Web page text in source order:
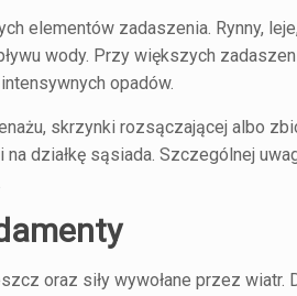
elementów zadaszenia. Rynny,
wody. Przy większych
opadów.
skrzynki rozsączającej albo
działkę sąsiada. Szczególnej
oraz siły wywołane przez